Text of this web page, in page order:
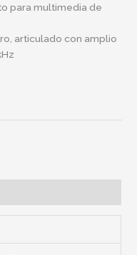
para multimedia de
articulado con amplio